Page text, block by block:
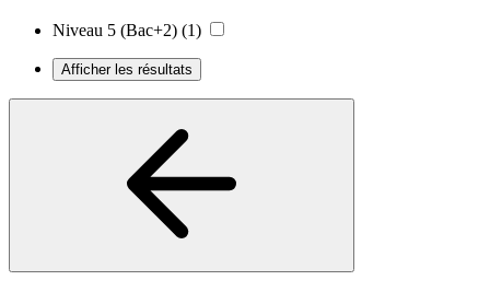
Niveau 5 (Bac+2) (1)
Afficher les résultats